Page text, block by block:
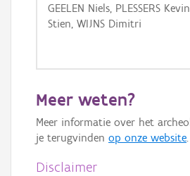
GRB-Basiskaart
GEELEN Niels, PLESSERS
Stien, WIJNS Dimitri
Meer weten?
Meer informatie over het
je terugvinden op onze website.
Disclaimer